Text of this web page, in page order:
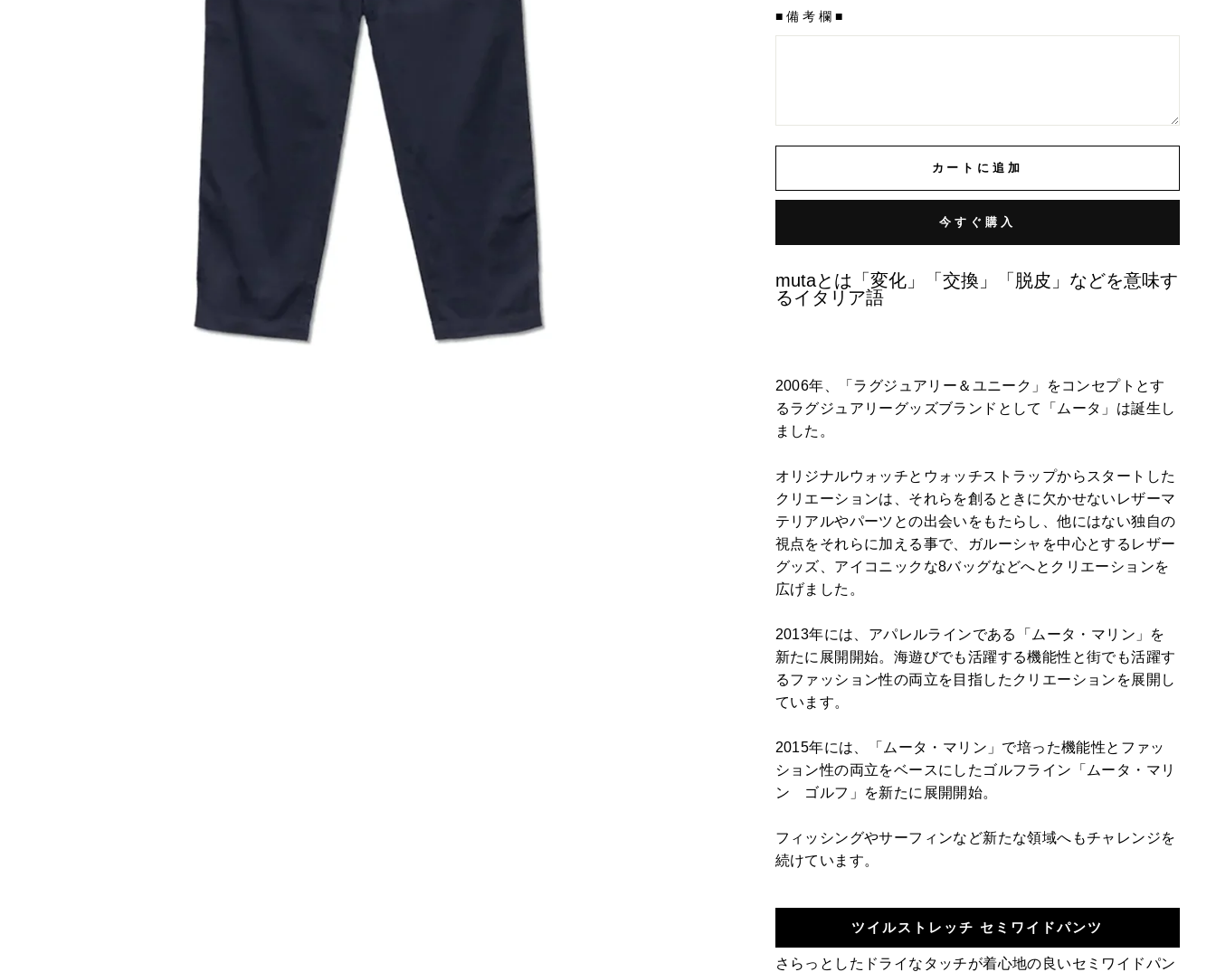
■備考欄■
カートに追加
今すぐ購入
mutaとは「変化」「交換」「脱皮」などを意味す
るイタリア語
2006年、「ラグジュアリー＆ユニーク」をコンセプトとす
るラグジュアリーグッズブランドとして「ムータ」は誕生し
ました。
オリジナルウォッチとウォッチストラップからスタートした
クリエーションは、それらを創るときに欠かせないレザーマ
テリアルやパーツとの出会いをもたらし、他にはない独自の
視点をそれらに加える事で、ガルーシャを中心とするレザー
グッズ、アイコニックな8バッグなどへとクリエーションを
広げました。
2013年には、アパレルラインである「ムータ・マリン」を
新たに展開開始。海遊びでも活躍する機能性と街でも活躍す
るファッション性の両立を目指したクリエーションを展開し
ています。
2015年には、「ムータ・マリン」で培った機能性とファッ
ション性の両立をベースにしたゴルフライン「ムータ・マリ
ン ゴルフ」を新たに展開開始。
フィッシングやサーフィンなど新たな領域へもチャレンジを
続けています。
ツイルストレッチ セミワイドパンツ
さらっとしたドライなタッチが着心地の良いセミワイドパン